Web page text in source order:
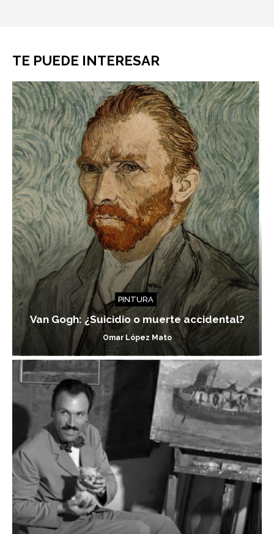
TE PUEDE INTERESAR
PINTURA
Van Gogh: ¿Suicidio o muerte accidental?
Omar López Mato